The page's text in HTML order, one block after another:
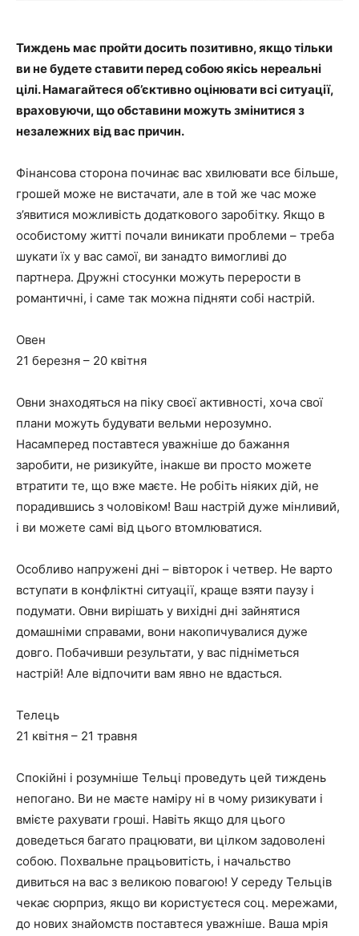
Тиждень має пройти досить позитивно, якщо тільки
ви не будете ставити перед собою якісь нереальні
цілі. Намагайтеся об’єктивно оцінювати всі ситуації,
враховуючи, що обставини можуть змінитися з
незалежних від вас причин.
Фінансова сторона починає вас хвилювати все більше,
грошей може не вистачати, але в той же час може
з’явитися можливість додаткового заробітку. Якщо в
особистому житті почали виникати проблеми – треба
шукати їх у вас самої, ви занадто вимогливі до
партнера. Дружні стосунки можуть перерости в
романтичні, і саме так можна підняти собі настрій.
Овен
21 березня – 20 квітня
Овни знаходяться на піку своєї активності, хоча свої
плани можуть будувати вельми нерозумно.
Насамперед поставтеся уважніше до бажання
заробити, не ризикуйте, інакше ви просто можете
втратити те, що вже маєте. Не робіть ніяких дій, не
порадившись з чоловіком! Ваш настрій дуже мінливий,
і ви можете самі від цього втомлюватися.
Особливо напружені дні – вівторок і четвер. Не варто
вступати в конфліктні ситуації, краще взяти паузу і
подумати. Овни вирішать у вихідні дні зайнятися
домашніми справами, вони накопичувалися дуже
довго. Побачивши результати, у вас підніметься
настрій! Але відпочити вам явно не вдасться.
Телець
21 квітня – 21 травня
Спокійні і розумніше Тельці проведуть цей тиждень
непогано. Ви не маєте наміру ні в чому ризикувати і
вмієте рахувати гроші. Навіть якщо для цього
доведеться багато працювати, ви цілком задоволені
собою. Похвальне працьовитість, і начальство
дивиться на вас з великою повагою! У середу Тельців
чекає сюрприз, якщо ви користуєтеся соц. мережами,
до нових знайомств поставтеся уважніше. Ваша мрія